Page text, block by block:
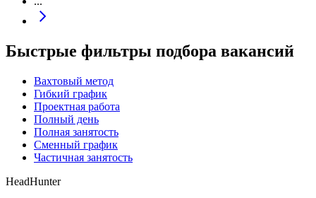
Быстрые фильтры подбора вакансий
Вахтовый метод
Гибкий график
Проектная работа
Полный день
Полная занятость
Сменный график
Частичная занятость
HeadHunter